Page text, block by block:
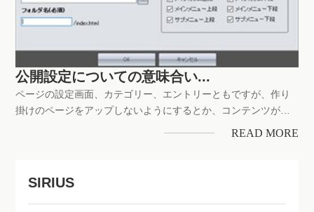
公開設定についての意味合い...
ページの設定画面、カテゴリー、エントリーともですが、作り
掛けのページをアップしないようにするとか、コンテンツがず
READ MORE
SIRIUS